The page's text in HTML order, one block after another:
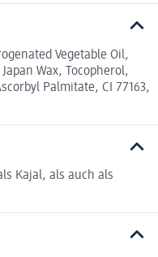
Vegetable Oil,
Wax, Tocopherol,
Palmitate, CI 77163,
Kajal, als auch als